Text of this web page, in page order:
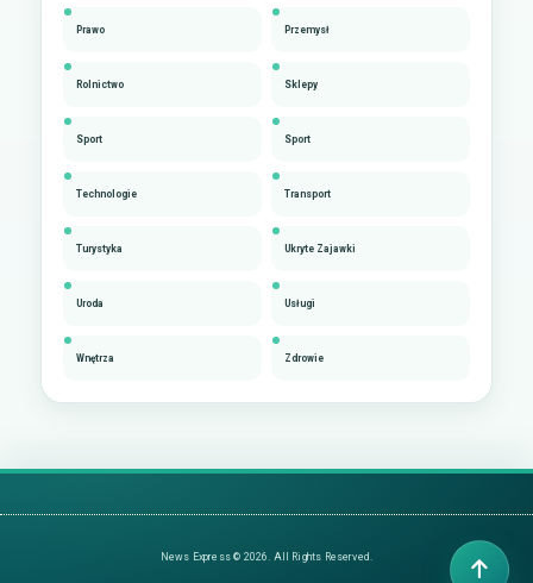
Prawo Przemysł
Rolnictwo Sklepy
Sport Sport
Technologie Transport
Turystyka Ukryte Zajawki
Uroda Usługi
Wnętrza Zdrowie
News Express © 2026. All Rights Reserved.